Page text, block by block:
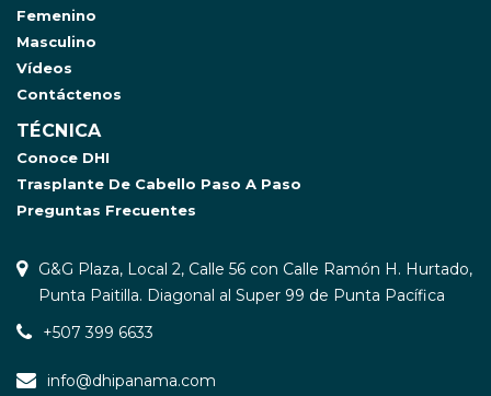
Femenino
Masculino
Vídeos
Contáctenos
TÉCNICA
Conoce DHI
Trasplante De Cabello Paso A Paso
Preguntas Frecuentes
G&G Plaza, Local 2, Calle 56 con Calle Ramón H. Hurtado,
Punta Paitilla. Diagonal al Super 99 de Punta Pacífica
+507 399 6633
info@dhipanama.com